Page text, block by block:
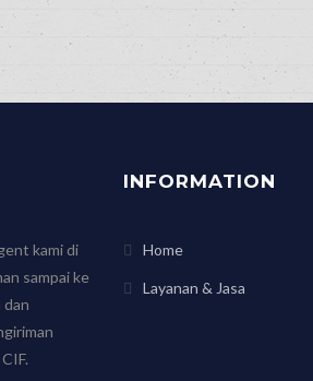
kami di
sampai ke
dan
INFORMATION
Home
Layanan & Jasa